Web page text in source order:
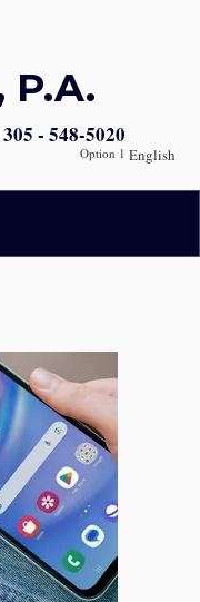
305 - 548-5020
Option 1
P.A.
English